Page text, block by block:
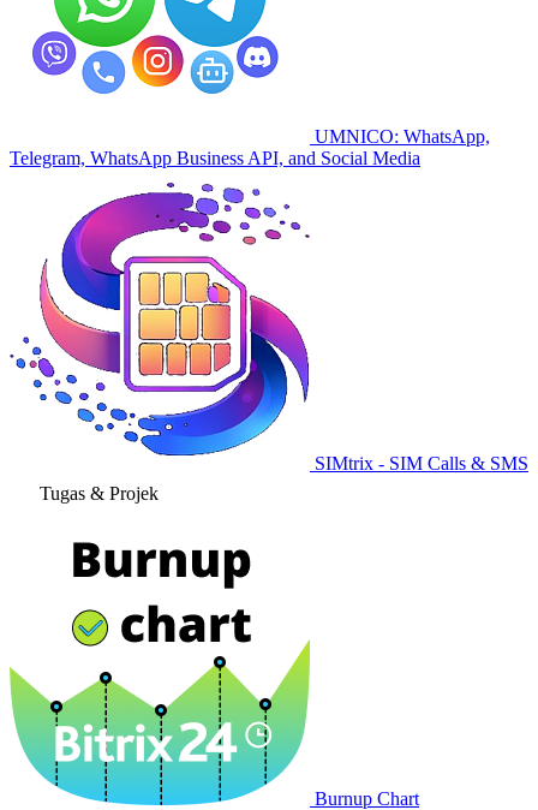
UMNICO: WhatsApp,
Telegram, WhatsApp Business API, and Social Media
SIMtrix - SIM Calls & SMS
Tugas & Projek
Burnup Chart